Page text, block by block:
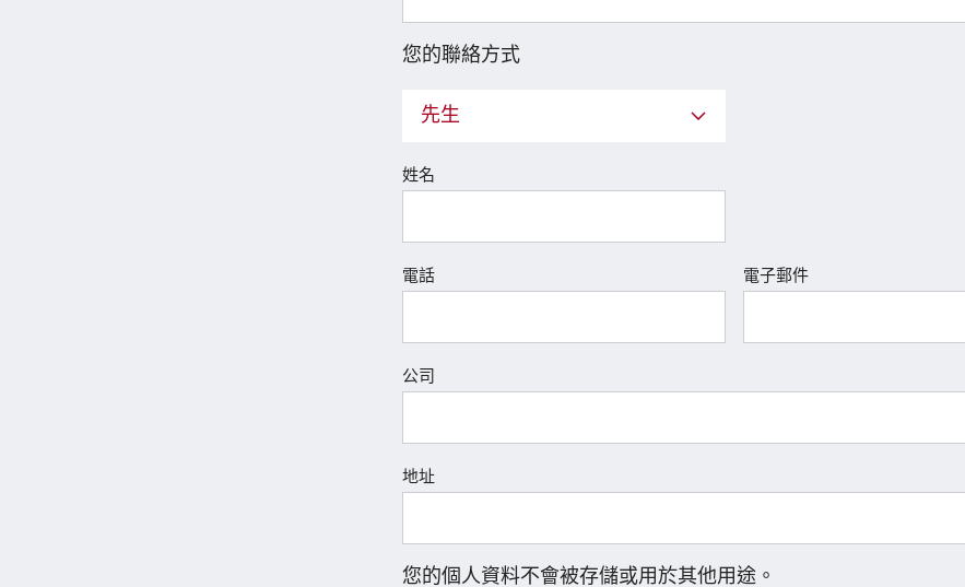
您的聯絡方式
先生
姓名
電話 電子郵件
公司
地址
您的個人資料不會被存儲或用於其他用途。